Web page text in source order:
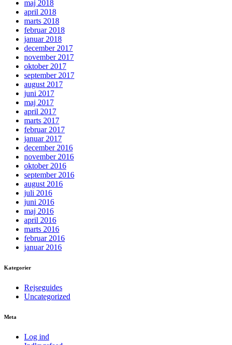
maj 2018
april 2018
marts 2018
februar 2018
januar 2018
december 2017
november 2017
oktober 2017
september 2017
august 2017
juni 2017
maj 2017
april 2017
marts 2017
februar 2017
januar 2017
december 2016
november 2016
oktober 2016
september 2016
august 2016
juli 2016
juni 2016
maj 2016
april 2016
marts 2016
februar 2016
januar 2016
Kategorier
Rejseguides
Uncategorized
Meta
Log ind